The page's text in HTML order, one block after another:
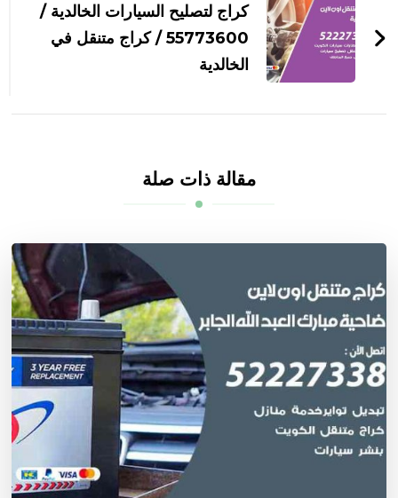
كراج لتصليح السيارات الخالدية /
55773600‬ / كراج متنقل في
الخالدية
مقالة ذات صلة